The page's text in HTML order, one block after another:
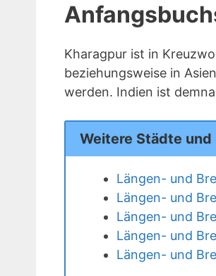
Kharagpur ist in
beziehungsweise in
werden. Indien ist
Weitere Städte
Längen- und
Längen- und
Längen- und
Längen- und
Längen- und